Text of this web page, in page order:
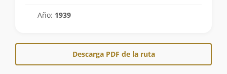
Año: 1939
Descarga PDF de la ruta